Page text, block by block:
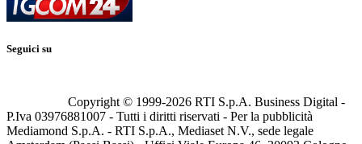
Seguici su
Copyright © 1999-2026 RTI S.p.A. Business Digital -
P.Iva 03976881007 - Tutti i diritti riservati - Per la pubblicità
Mediamond S.p.A. - RTI S.p.A., Mediaset N.V., sede legale